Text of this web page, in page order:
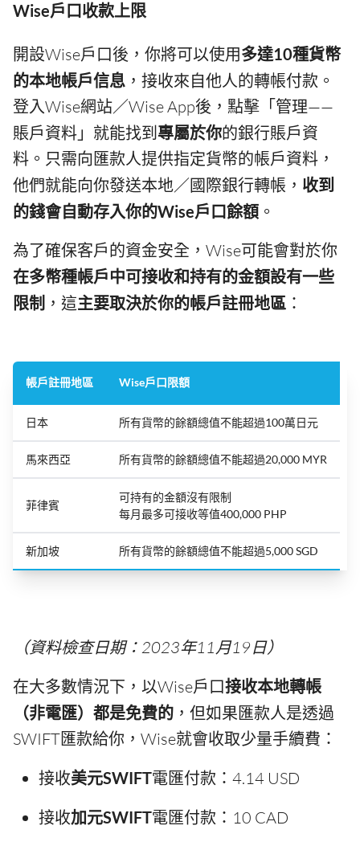
Wise戶口收款上限
開設Wise戶口後，你將可以使用多達10種貨幣
的本地帳戶信息 ，接收來自他人的轉帳付款。
登入Wise網站／Wise App後，點擊「管理——
賬戶資料」就能找到專屬於你的銀行賬戶資
料。只需向匯款人提供指定貨幣的帳戶資料，
他們就能向你發送本地／國際銀行轉帳， 收到
的錢會自動存入你的Wise戶口餘額 。
為了確保客戶的資金安全，Wise可能會對於你
在多幣種帳戶中可接收和持有的金額設有一些
限制 ，這主要取決於你的帳戶註冊地區 ：
帳戶註冊地區 Wise戶口限額
日本 所有貨幣的餘額總值不能超過100萬日元
馬來西亞 所有貨幣的餘額總值不能超過20,000 MYR
菲律賓
可持有的金額沒有限制
每月最多可接收等值400,000 PHP
新加坡 所有貨幣的餘額總值不能超過5,000 SGD
（資料檢查日期：2023年11月19日）
在大多數情況下，以Wise戶口接收本地轉帳
（非電匯）都是免費的 ，但如果匯款人是透過
SWIFT匯款給你，Wise就會收取少量手續費：
接收美元SWIFT電匯付款：4.14 USD
接收加元SWIFT電匯付款：10 CAD